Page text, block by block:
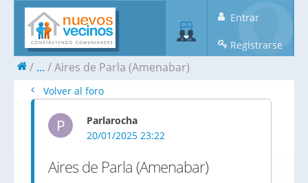
Entrar
Registrarse
... Aires de Parla (Amenabar)
Volver al foro
P
Parlarocha
20/01/2025 23:22
Aires de Parla (Amenabar)